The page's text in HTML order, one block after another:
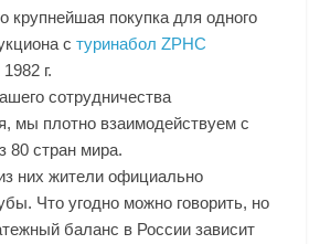
крупнейшая покупка для одного
стуринабол ZPHC
1982 г.
сотрудничества
мы плотно взаимодействуем с
80 стран мира.
них жители официально
Что угодно можно говорить, но
баланс в России зависит